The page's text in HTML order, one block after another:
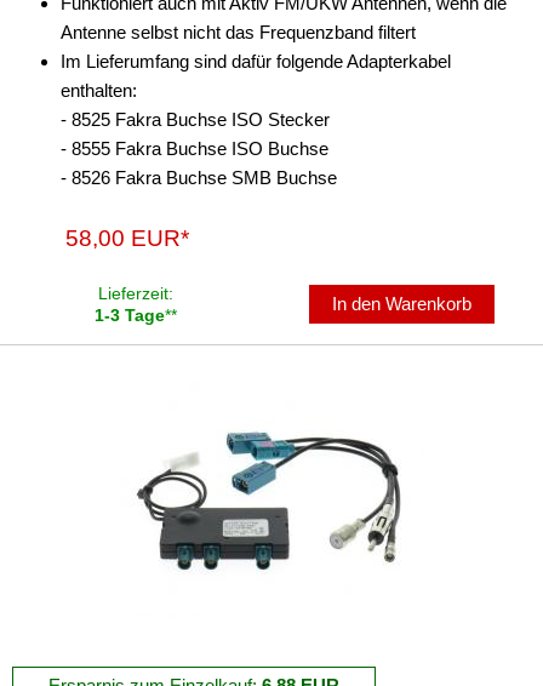
Antenne selbst nicht das Frequenzband filtert
Im Lieferumfang sind dafür folgende Adapterkabel
enthalten:
- 8525 Fakra Buchse ISO Stecker
- 8555 Fakra Buchse ISO Buchse
- 8526 Fakra Buchse SMB Buchse
58,00 EUR*
Lieferzeit:
1-3 Tage**
In den Warenkorb